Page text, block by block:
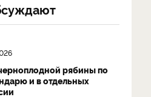
рябины по
и в отдельных